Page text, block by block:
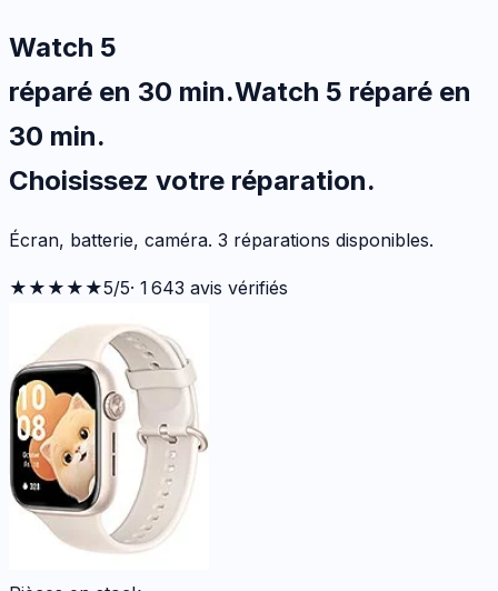
Watch 5
réparé en 30 min.Watch 5 réparé en
30 min.
Choisissez votre réparation.
Écran, batterie, caméra. 3 réparations disponibles.
★★★★★5/5· 1 643 avis vérifiés